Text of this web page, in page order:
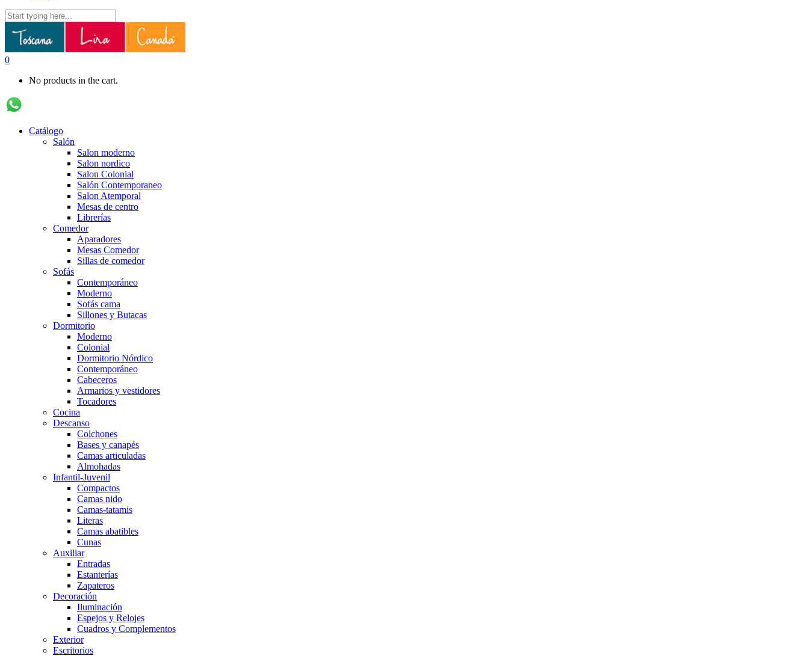
0
No products in the cart.
Catálogo
Salón
Salon moderno
Salon nordico
Salon Colonial
Salón Contemporaneo
Salon Atemporal
Mesas de centro
Librerías
Comedor
Aparadores
Mesas Comedor
Sillas de comedor
Sofás
Contemporáneo
Moderno
Sofás cama
Sillones y Butacas
Dormitorio
Moderno
Colonial
Dormitorio Nórdico
Contemporáneo
Cabeceros
Armarios y vestidores
Tocadores
Cocina
Descanso
Colchones
Bases y canapés
Camas articuladas
Almohadas
Infantil-Juvenil
Compactos
Camas nido
Camas-tatamis
Literas
Camas abatibles
Cunas
Auxiliar
Entradas
Estanterías
Zapateros
Decoración
Iluminación
Espejos y Relojes
Cuadros y Complementos
Exterior
Escritorios